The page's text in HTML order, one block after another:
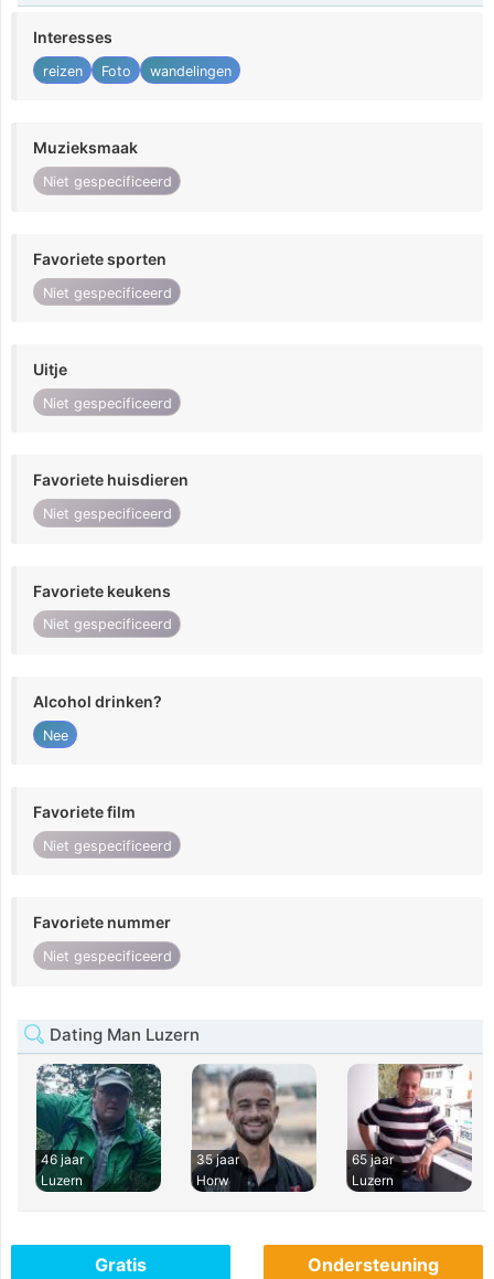
Interesses
reizen Foto wandelingen
Muzieksmaak
Niet gespecificeerd
Favoriete sporten
Niet gespecificeerd
Uitje
Niet gespecificeerd
Favoriete huisdieren
Niet gespecificeerd
Favoriete keukens
Niet gespecificeerd
Alcohol drinken?
Nee
Favoriete film
Niet gespecificeerd
Favoriete nummer
Niet gespecificeerd
Dating Man Luzern
46 jaar
Luzern
35 jaar
Horw
65 jaar
Luzern
Gratis Ondersteuning